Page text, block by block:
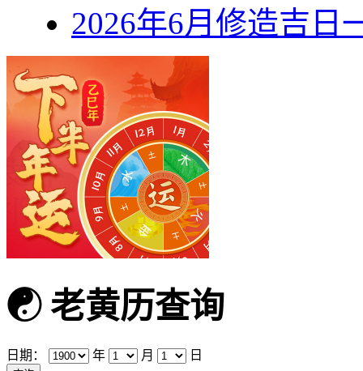
2026年6月修造吉日
☯老黄历查询
日期： 年 月 日